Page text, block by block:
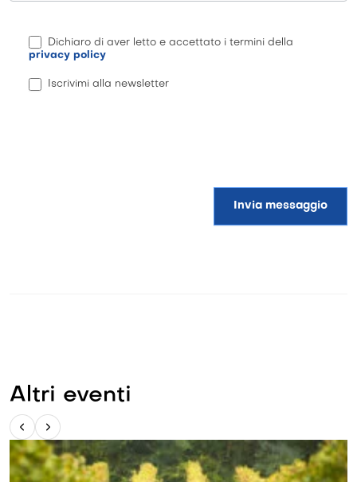
Dichiaro di aver letto e accettato i termini della
privacy policy
Iscrivimi alla newsletter
Invia messaggio
Altri eventi